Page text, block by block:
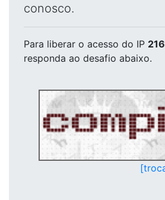
conosco.
Para liberar o acesso do IP
responda ao desafio abaixo.